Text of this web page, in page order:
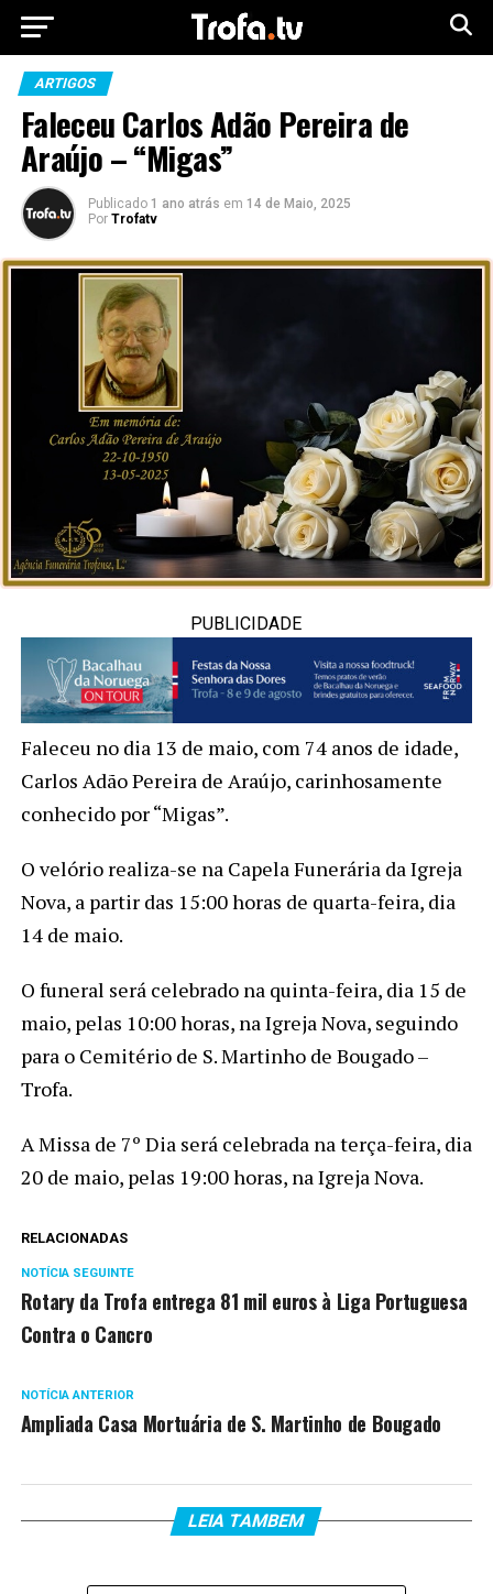
ARTIGOS
Faleceu Carlos Adão Pereira de
Araújo – “Migas”
Publicado 1 ano atrás em 14 de Maio, 2025
Por Trofatv
PUBLICIDADE
Faleceu no dia 13 de maio, com 74 anos de idade,
Carlos Adão Pereira de Araújo, carinhosamente
conhecido por “Migas”.
O velório realiza-se na Capela Funerária da Igreja
Nova, a partir das 15:00 horas de quarta-feira, dia
14 de maio.
O funeral será celebrado na quinta-feira, dia 15 de
maio, pelas 10:00 horas, na Igreja Nova, seguindo
para o Cemitério de S. Martinho de Bougado –
Trofa.
A Missa de 7º Dia será celebrada na terça-feira, dia
20 de maio, pelas 19:00 horas, na Igreja Nova.
RELACIONADAS
NOTÍCIA SEGUINTE
Rotary da Trofa entrega 81 mil euros à Liga Portuguesa
Contra o Cancro
NOTÍCIA ANTERIOR
Ampliada Casa Mortuária de S. Martinho de Bougado
LEIA TAMBEM